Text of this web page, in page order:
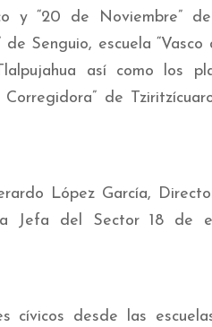
y “20 de Noviembre”
Senguio, escuela
así como los
de
López García,
Jefa del Sector 18 de
cívicos desde las